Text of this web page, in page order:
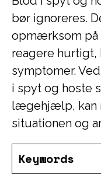
bør ignoreres.
opmærksom på
reagere
symptomer.
i spyt og hoste
lægehjælp, kan
situationen og
Keywords